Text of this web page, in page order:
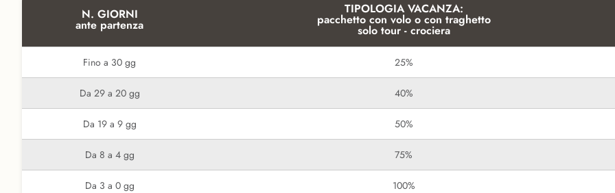
N. GIORNI
ante partenza
TIPOLOGIA VACANZA:
pacchetto con volo o con traghetto
solo tour - crociera
Fino a 30 gg 25%
Da 29 a 20 gg 40%
Da 19 a 9 gg 50%
Da 8 a 4 gg 75%
Da 3 a 0 gg 100%